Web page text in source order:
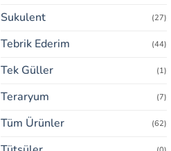
Sukulent (27)
Tebrik Ederim (44)
Tek Güller (1)
Teraryum (7)
Tüm Ürünler (62)